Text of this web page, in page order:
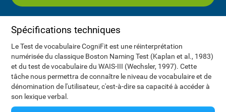
Spécifications techniques
Le Test de vocabulaire CogniFit est une réinterprétation
numérisée du classique Boston Naming Test (Kaplan et al., 1983)
et du test de vocabulaire du WAIS-III (Wechsler, 1997). Cette
tâche nous permettra de connaître le niveau de vocabulaire et de
dénomination de l'utilisateur, c'est-à-dire sa capacité à accéder à
son lexique verbal.